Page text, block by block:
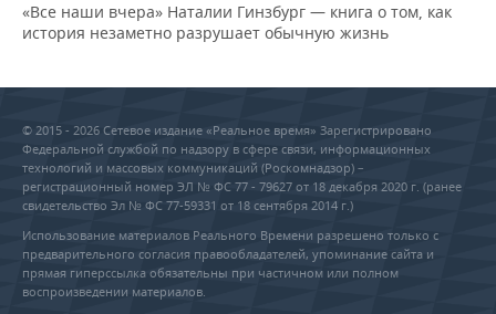
«Все наши вчера» Наталии Гинзбург — книга о том, как
история незаметно разрушает обычную жизнь
© 2015 - 2026 Сетевое издание «Реальное время» Зарегистрировано
Федеральной службой по надзору в сфере связи, информационных
технологий и массовых коммуникаций (Роскомнадзор) –
регистрационный номер ЭЛ № ФС 77 - 79627 от 18 декабря 2020 г. (ранее
свидетельство Эл № ФС 77-59331 от 18 сентября 2014 г.)
Использование материалов Реального Времени разрешено только с
предварительного согласия правообладателей, упоминание сайта и
прямая гиперссылка обязательны при частичном или полном
воспроизведении материалов.